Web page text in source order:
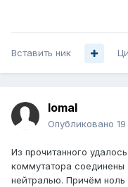
Вставить ник
lomal
Опубликовано
Из прочитанного
коммутатора
нейтралью. Причём ноль